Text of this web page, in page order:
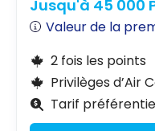
Jusqu'à 45 000
Valeur de la
2 fois les points
Privilèges d’Air
Tarif